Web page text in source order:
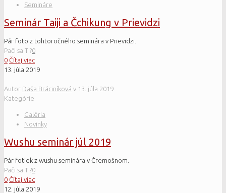
Semináre
Seminár Taiji a Čchikung v Prievidzi
Pár foto z tohtoročného seminára v Prievidzi.
Pači sa Ti?0
0 Čítaj viac
13. júla 2019
Autor Daša Bráciníková v 13. júla 2019
Kategórie
Galéria
Novinky
Wushu seminár júl 2019
Pár fotiek z wushu seminára v Čremošnom.
Pači sa Ti?0
0 Čítaj viac
12. júla 2019